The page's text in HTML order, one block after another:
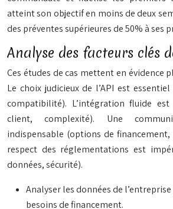
atteint son objectif en moins de deux
des préventes supérieures de 50% à ses
Analyse des facteurs clés
Ces études de cas mettent en évidence
Le choix judicieux de l’API est
compatibilité). L’intégration fluide est
client, complexité). Une
indispensable (options de
respect des réglementations est
données, sécurité).
Analyser les données de
besoins de financement.